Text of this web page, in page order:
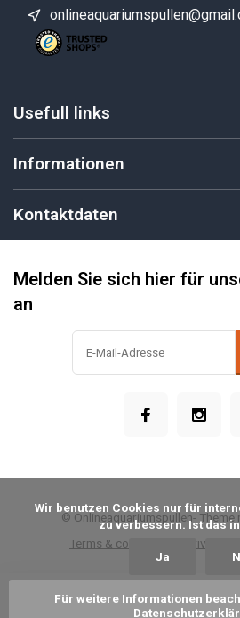
Zum Warenkorb
Usefull links
Informationen
Kontaktdaten
Melden Sie sich hier für
an
Terms & conditions Privacy
© Onlineaquariumspullen- Theme
zu verbessern. Ist das
Ja
Für weitere Informationen